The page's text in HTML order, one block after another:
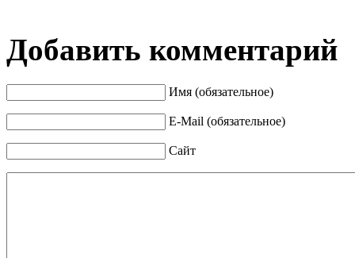
Добавить комментарий
Имя (обязательное)
E-Mail (обязательное)
Сайт